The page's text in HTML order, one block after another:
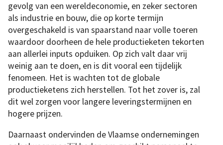
gevolg van een wereldeconomie, en zeker sectoren
als industrie en bouw, die op korte termijn
overgeschakeld is van spaarstand naar volle toeren
waardoor doorheen de hele productieketen tekorten
aan allerlei inputs opduiken. Op zich valt daar vrij
weinig aan te doen, en is dit vooral een tijdelijk
fenomeen. Het is wachten tot de globale
productieketens zich herstellen. Tot het zover is, zal
dit wel zorgen voor langere leveringstermijnen en
hogere prijzen.
Daarnaast ondervinden de Vlaamse ondernemingen